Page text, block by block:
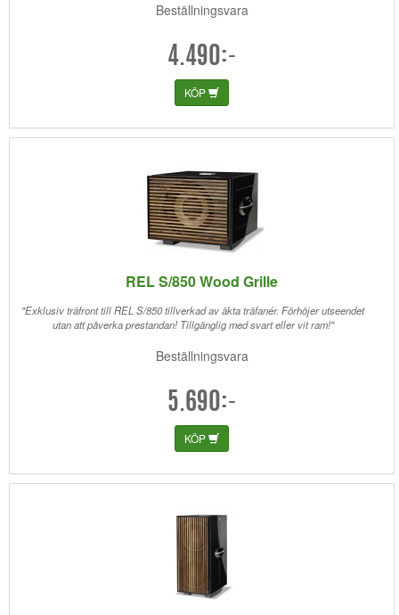
Beställningsvara
4.490:-
KÖP
REL S/850 Wood Grille
"Exklusiv träfront till REL S/850 tillverkad av äkta träfanér. Förhöjer utseendet
utan att påverka prestandan! Tillgänglig med svart eller vit ram!"
Beställningsvara
5.690:-
KÖP